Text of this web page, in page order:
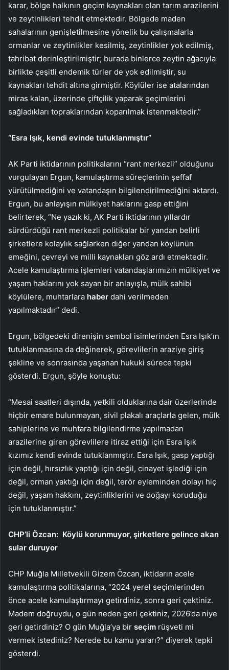
karar, bölge halkının geçim kaynakları olan tarım arazilerini
ve zeytinlikleri tehdit etmektedir. Bölgede maden
sahalarının genişletilmesine yönelik bu çalışmalarla
ormanlar ve zeytinlikler kesilmiş, zeytinlikler yok edilmiş,
tahribat derinleştirilmiştir; burada binlerce zeytin ağacıyla
birlikte çeşitli endemik türler de yok edilmiştir, su
kaynakları tehdit altına girmiştir. Köylüler ise atalarından
miras kalan, üzerinde çiftçilik yaparak geçimlerini
sağladıkları topraklarından koparılmak istenmektedir.”
“Esra Işık, kendi evinde tutuklanmıştır”
AK Parti iktidarının politikalarını “rant merkezli” olduğunu
vurgulayan Ergun, kamulaştırma süreçlerinin şeffaf
yürütülmediğini ve vatandaşın bilgilendirilmediğini aktardı.
Ergun, bu anlayışın mülkiyet haklarını gasp ettiğini
belirterek, “Ne yazık ki, AK Parti iktidarının yıllardır
sürdürdüğü rant merkezli politikalar bir yandan belirli
şirketlere kolaylık sağlarken diğer yandan köylünün
emeğini, çevreyi ve milli kaynakları göz ardı etmektedir.
Acele kamulaştırma işlemleri vatandaşlarımızın mülkiyet ve
yaşam haklarını yok sayan bir anlayışla, mülk sahibi
köylülere, muhtarlara haber dahi verilmeden
yapılmaktadır” dedi.
Ergun, bölgedeki direnişin sembol isimlerinden Esra Işık’ın
tutuklanmasına da değinerek, görevlilerin araziye giriş
şekline ve sonrasında yaşanan hukuki sürece tepki
gösterdi. Ergun, şöyle konuştu:
“Mesai saatleri dışında, yetkili olduklarına dair üzerlerinde
hiçbir emare bulunmayan, sivil plakalı araçlarla gelen, mülk
sahiplerine ve muhtara bilgilendirme yapılmadan
arazilerine giren görevlilere itiraz ettiği için Esra Işık
kızımız kendi evinde tutuklanmıştır. Esra Işık, gasp yaptığı
için değil, hırsızlık yaptığı için değil, cinayet işlediği için
değil, orman yaktığı için değil, terör eyleminden dolayı hiç
değil, yaşam hakkını, zeytinliklerini ve doğayı koruduğu
için tutuklanmıştır.”
CHP’li Özcan: Köylü korunmuyor, şirketlere gelince akan
sular duruyor
CHP Muğla Milletvekili Gizem Özcan, iktidarın acele
kamulaştırma politikalarına, “2024 yerel seçimlerinden
önce acele kamulaştırmayı getirdiniz, sonra geri çektiniz.
Madem doğruydu, o gün neden geri çektiniz, 2026’da niye
geri getirdiniz? O gün Muğla’ya bir seçim rüşveti mi
vermek istediniz? Nerede bu kamu yararı?” diyerek tepki
gösterdi.